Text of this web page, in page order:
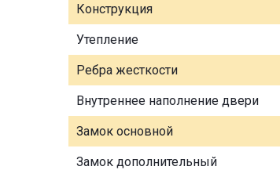
Конструкция
Утепление
Ребра жесткости
Внутреннее наполнение двери
Замок основной
Замок дополнительный